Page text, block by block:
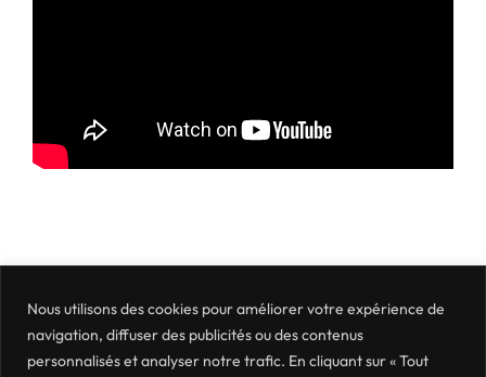
Nous utilisons des cookies pour améliorer votre expérience de
navigation, diffuser des publicités ou des contenus
personnalisés et analyser notre trafic. En cliquant sur « Tout